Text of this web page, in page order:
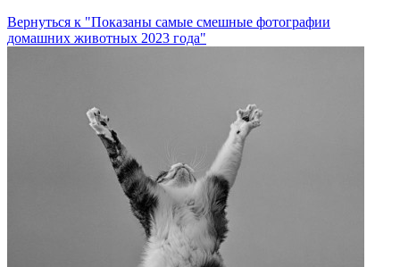
Вернуться к "Показаны самые смешные фотографии
домашних животных 2023 года"